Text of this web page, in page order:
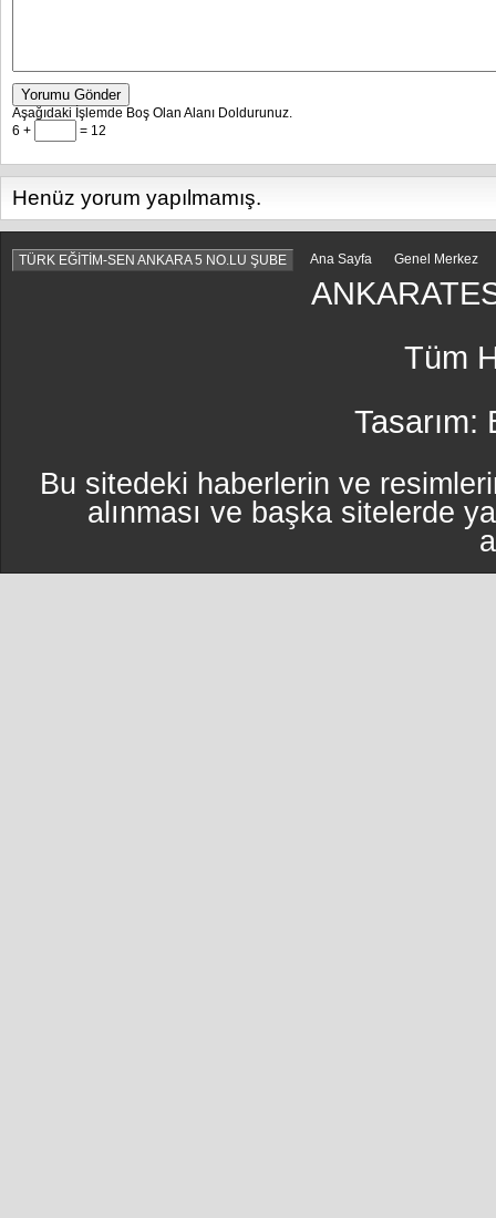
Yorumu Gönder
Aşağıdaki İşlemde Boş Olan Alanı Doldurunuz.
6 +
= 12
Henüz yorum yapılmamış.
TÜRK EĞİTİM-SEN ANKARA 5 NO.LU ŞUBE Ana Sayfa Genel Merkez
Tüm
Tasarım:
Bu sitedeki haberlerin ve
alınması ve başka sitelerde